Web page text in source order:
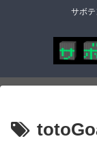
サボ